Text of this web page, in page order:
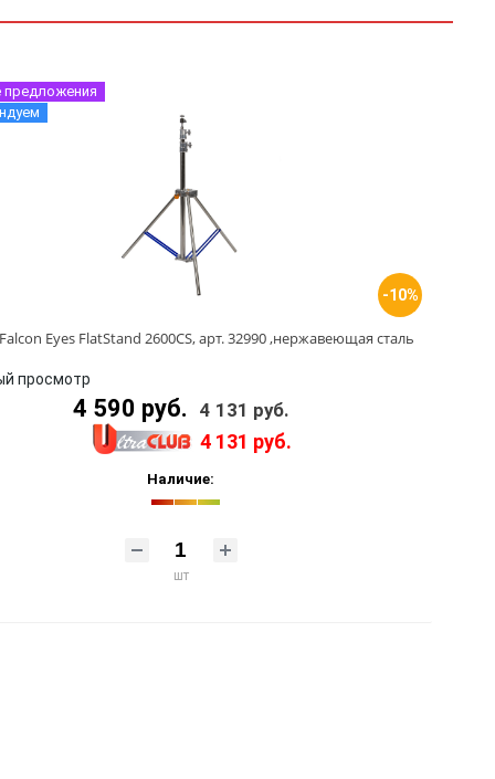
-10%
предложения
Eyes FlatStand 2600CS, арт. 32990 ,нержавеющая сталь
просмотр
4 590 руб. 4 131 руб.
4 131 руб.
Наличие:
шт